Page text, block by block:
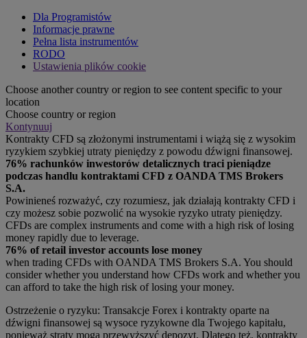
Dla Programistów
Informacje prawne
Pełna lista instrumentów
RODO
Ustawienia plików cookie
Choose another country or region to see content specific to your
location
Choose country or region
Kontynuuj
Kontrakty CFD są złożonymi instrumentami i wiążą się z wysokim
ryzykiem szybkiej utraty pieniędzy z powodu dźwigni finansowej.
76% rachunków inwestorów detalicznych traci pieniądze
podczas handlu kontraktami CFD z OANDA TMS Brokers
S.A.
Powinieneś rozważyć, czy rozumiesz, jak działają kontrakty CFD i
czy możesz sobie pozwolić na wysokie ryzyko utraty pieniędzy.
CFDs are complex instruments and come with a high risk of losing
money rapidly due to leverage.
76% of retail investor accounts lose money
when trading CFDs with OANDA TMS Brokers S.A. You should
consider whether you understand how CFDs work and whether you
can afford to take the high risk of losing your money.
Ostrzeżenie o ryzyku: Transakcje Forex i kontrakty oparte na
dźwigni finansowej są wysoce ryzykowne dla Twojego kapitału,
ponieważ straty mogą przewyższyć depozyt. Dlatego też, kontrakty